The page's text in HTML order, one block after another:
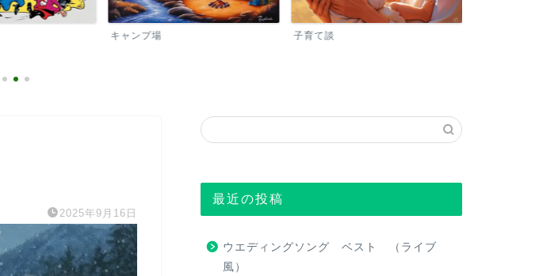
キャンプ場 子育て談
2025年9月16日
最近の投稿
ウエディングソング ベスト （ライブ
風）